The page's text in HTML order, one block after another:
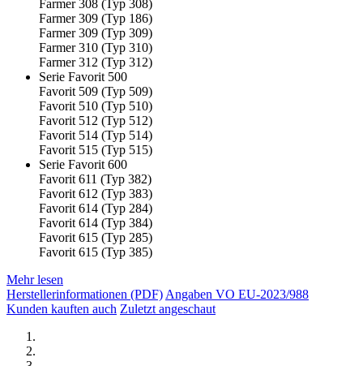
Farmer 308 (Typ 308)
Farmer 309 (Typ 186)
Farmer 309 (Typ 309)
Farmer 310 (Typ 310)
Farmer 312 (Typ 312)
Serie Favorit 500
Favorit 509 (Typ 509)
Favorit 510 (Typ 510)
Favorit 512 (Typ 512)
Favorit 514 (Typ 514)
Favorit 515 (Typ 515)
Serie Favorit 600
Favorit 611 (Typ 382)
Favorit 612 (Typ 383)
Favorit 614 (Typ 284)
Favorit 614 (Typ 384)
Favorit 615 (Typ 285)
Favorit 615 (Typ 385)
Mehr lesen
Herstellerinformationen (PDF)Angaben VO EU-2023/988
Kunden kauften auch Zuletzt angeschaut